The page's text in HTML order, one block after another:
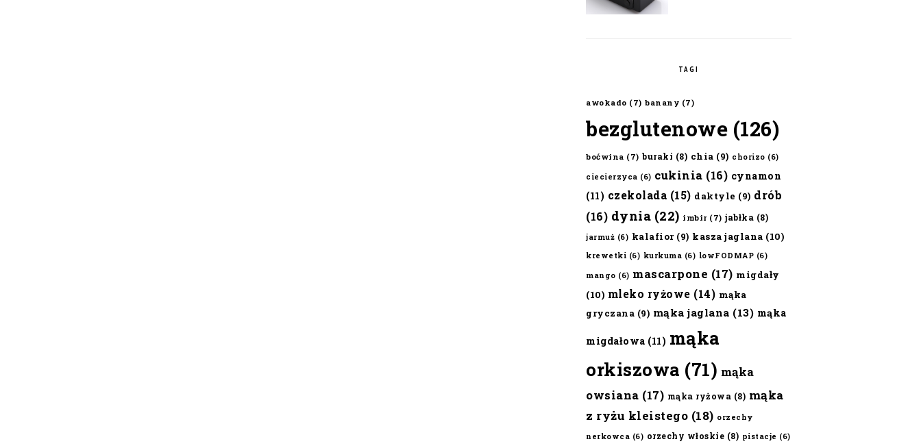
TAGI
awokado (7) banany (7)
bezglutenowe (126)
boćwina (7) buraki (8) chia (9) chorizo (6)
ciecierzyca (6) cukinia (16) cynamon
(11) czekolada (15) daktyle (9) drób
(16) dynia (22) imbir (7) jabłka (8)
jarmuż (6) kalafior(9) kasza jaglana (10)
krewetki (6) kurkuma (6) lowFODMAP (6)
mango (6) mascarpone (17) migdały
(10) mleko ryżowe (14) mąka
gryczana (9) mąka jaglana (13) mąka
migdałowa (11) mąka
orkiszowa (71) mąka
owsiana (17) mąka ryżowa (8) mąka
z ryżu kleistego (18) orzechy
nerkowca (6) orzechy włoskie (8) pistacje (6)